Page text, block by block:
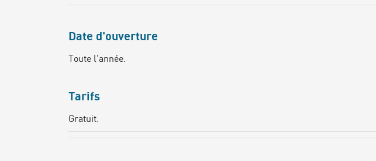
Date d'ouverture
Toute l'année.
Tarifs
Gratuit.